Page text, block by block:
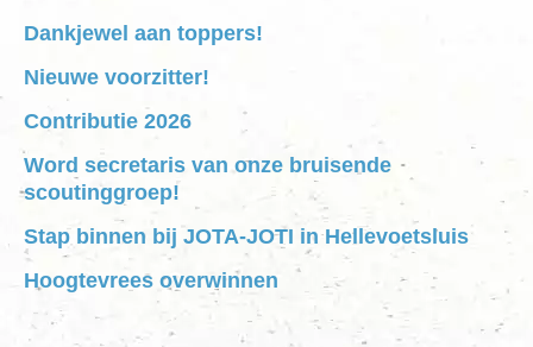
Dankjewel aan toppers!
Nieuwe voorzitter!
Contributie 2026
Word secretaris van onze bruisende
scoutinggroep!
Stap binnen bij JOTA-JOTI in Hellevoetsluis
Hoogtevrees overwinnen